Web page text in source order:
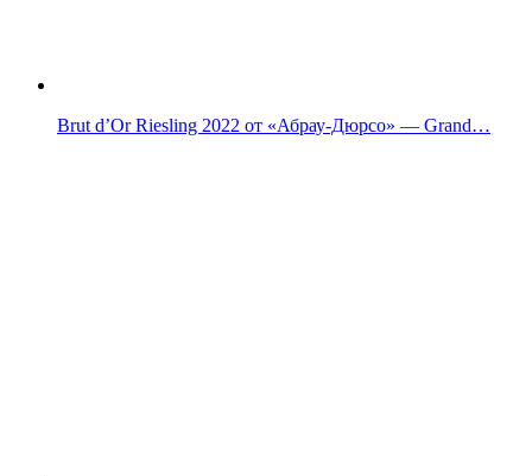
Brut d’Or Riesling 2022 от «Абрау-Дюрсо» — Grand…